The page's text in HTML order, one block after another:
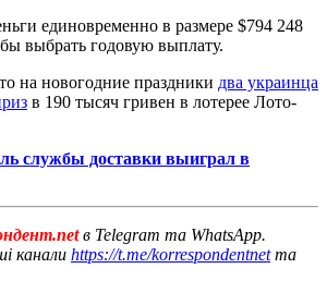
единовременно в размере $794 248
выбрать годовую выплату.
на новогодние праздники два украинца
в 190 тысяч гривен в лотерее Лото-
службы доставки выиграл в
в Telegram та WhatsApp.
канали https://t.me/korrespondentnetта